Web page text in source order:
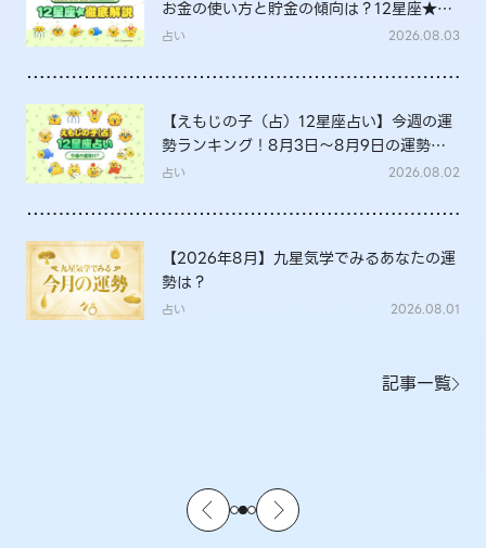
お金の使い方と貯金の傾向は？12星座★徹
底解説
占い 2026.08.03
【えもじの子（占）12星座占い】今週の運
勢ランキング！8月3日～8月9日の運勢
は？
占い 2026.08.02
【2026年8月】九星気学でみるあなたの運
勢は？
占い 2026.08.01
記事一覧